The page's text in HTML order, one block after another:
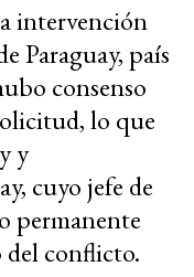
intervención
Paraguay, país
consenso
lo que
y
cuyo jefe de
permanente
del conflicto.